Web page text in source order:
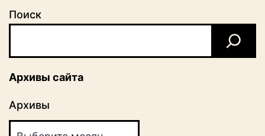
Поиск
Архивы сайта
Архивы